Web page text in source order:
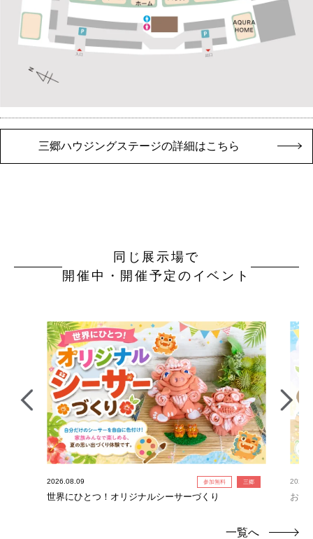
三郷ハウジングステージの詳細はこちら
同じ展示場で
開催中・開催予定のイベント
2026.08.09 参加無料 三郷
世界にひとつ！オリジナルシーサーづくり お絵
一覧へ